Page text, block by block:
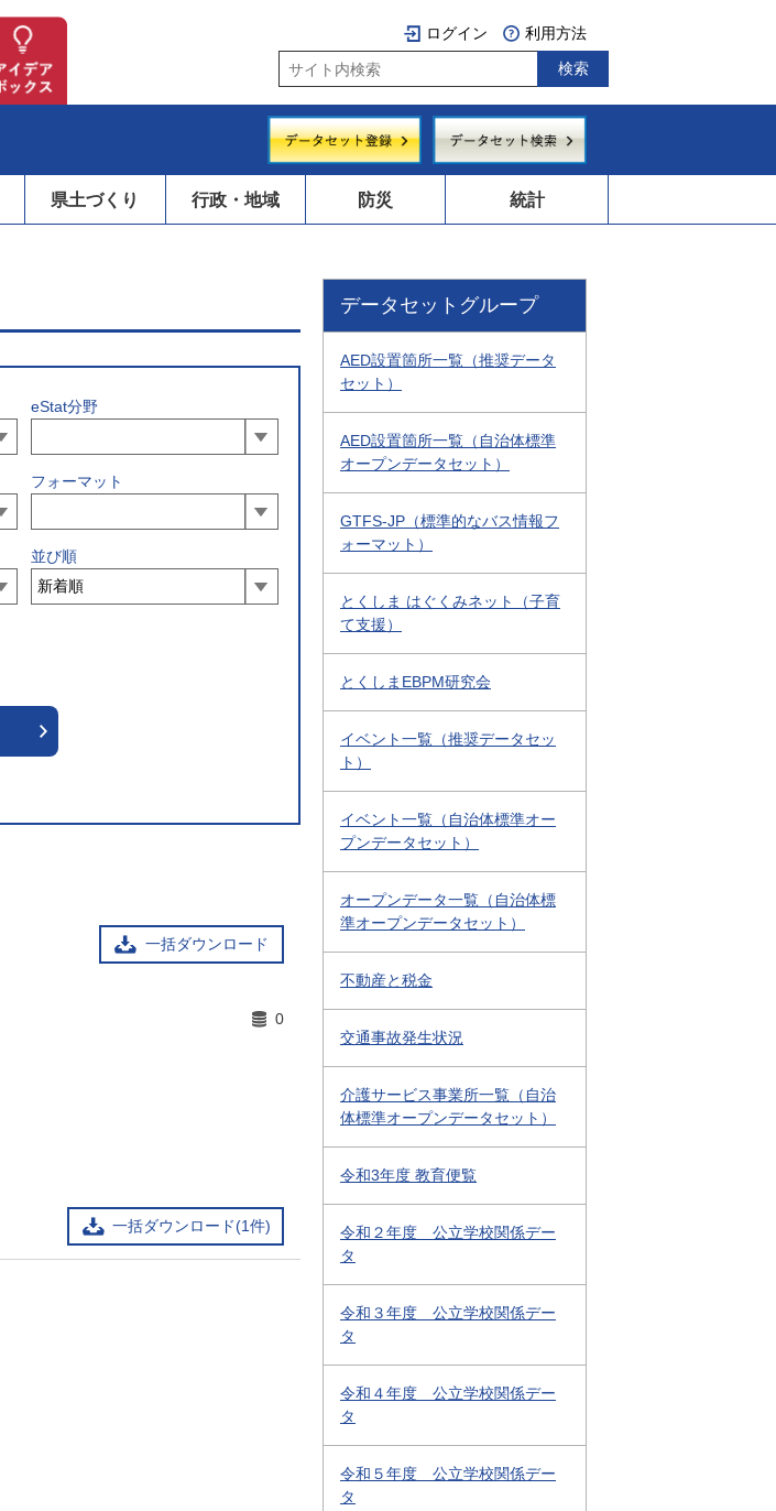
ログイン 利用方法
県土づくり 行政・地域 防災 統計
eStat分野
フォーマット
並び順
一括ダウンロード
一括ダウンロード(1件)
0
データセットグループ
AED設置箇所一覧（推奨データ
セット）
AED設置箇所一覧（自治体標準
オープンデータセット）
GTFS-JP（標準的なバス情報フ
ォーマット）
とくしま はぐくみネット（子育
て支援）
とくしまEBPM研究会
イベント一覧（推奨データセッ
ト）
イベント一覧（自治体標準オー
プンデータセット）
オープンデータ一覧（自治体標
準オープンデータセット）
不動産と税金
交通事故発生状況
介護サービス事業所一覧（自治
体標準オープンデータセット）
令和3年度 教育便覧
令和２年度 公立学校関係デー
タ
令和３年度 公立学校関係デー
タ
令和４年度 公立学校関係デー
タ
令和５年度 公立学校関係デー
タ